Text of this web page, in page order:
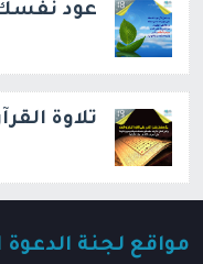
عود
تلاوة
مواقع لجنة الدعوة